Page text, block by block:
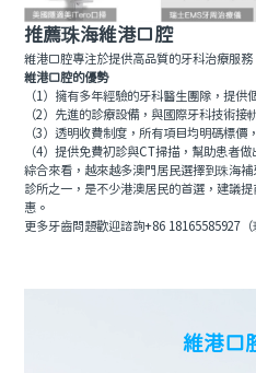
推薦珠海維港口腔
維港口腔專注於提供高品質的牙科治療服
維港口腔的優勢
（1）擁有多年經驗的牙科醫生團隊，提供
（2）先進的診療設備，與國際牙科技術接
（3）透明收費制度，所有項目均明碼標價
（4）提供免費初診與CT掃描，幫助患者
綜合來看，越來越多澳門居民選擇到珠海
診所之一，是不少港澳居民的首選，建議
惠。
更多牙齒問題歡迎諮詢+86 18165585927（
維港口